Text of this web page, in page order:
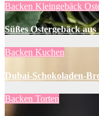
Backen Kleingebäck
Süßes Ostergebäck
Backen Kuchen
Dubai-Schokoladen-
Backen Torten